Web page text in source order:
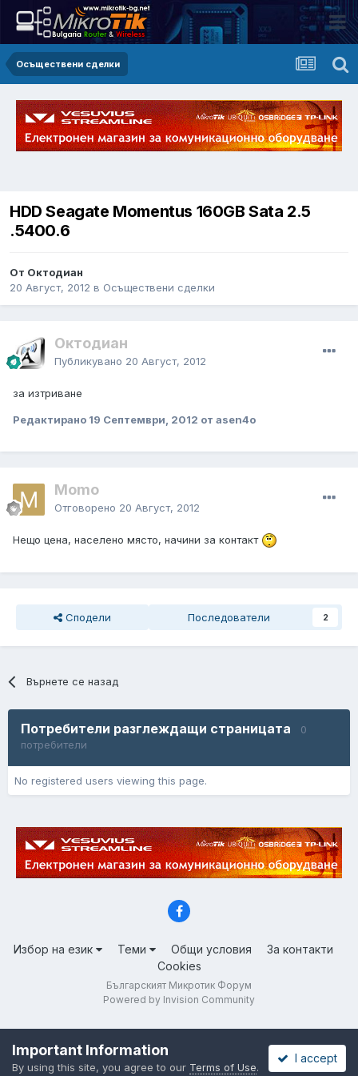
Осъществени сделки
HDD Seagate Momentus 160GB Sata 2.5
.5400.6
От Октодиан
20 Август, 2012 в Осъществени сделки
Октодиан
Публикувано 20 Август, 2012
за изтриване
Редактирано 19 Септември, 2012 от asen4o
Momo
Отговорено 20 Август, 2012
Нещо цена, населено място, начини за контакт
Сподели Последователи 2
Върнете се назад
Потребители разглеждащи страницата
0
потребители
No registered users viewing this page.
Избор на език Теми Общи условия
За контакти
Cookies
Българският Микротик Форум
Powered by Invision Community
Important Information
By using this site, you agree to our Terms of Use.
I accept